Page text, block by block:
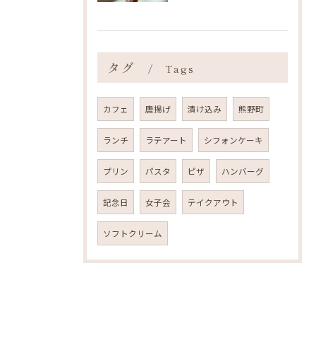
タグ Tags
カフェ 唐揚げ 漬け込み 熊野町
ランチ ラテアート シフォンケーキ
プリン パスタ ピザ ハンバーグ
記念日 女子会 テイクアウト
ソフトクリーム